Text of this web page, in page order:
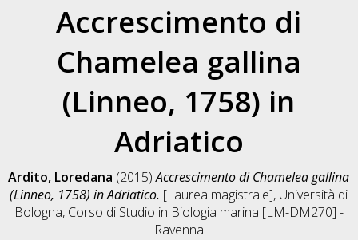
Accrescimento di
Chamelea gallina
(Linneo, 1758) in
Adriatico
Ardito, Loredana (2015)Accrescimento di Chamelea gallina
(Linneo, 1758) in Adriatico. [Laurea magistrale], Università di
Bologna, Corso di Studio in Biologia marina [LM-DM270] -
Ravenna